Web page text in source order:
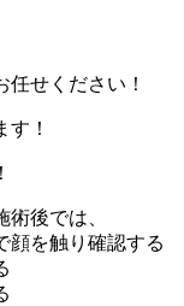
任せください！
！
後では、
顔を触り確認する